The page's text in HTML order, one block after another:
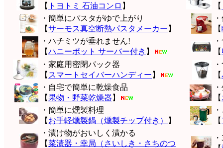
【 トヨトミ 石油コンロ 】
【
・簡単にパスタがゆで上がり
【サーモス真空断熱パスタメーカー 】
【
・ハチミツが垂れません!
【ハニーポット サーバー付き 】
【
・家庭用密閉パック器
【 スマートセイバーハンディー 】
【
・自宅で簡単に乾燥食品
【果物・野菜乾燥器 】
【
・簡単に燻製料理
【 お手軽燻製鍋（燻製チップ付き） 】
【
・漬け物がおいしく漬かる
【菜漬器・幸局（さいしき・さちのつ